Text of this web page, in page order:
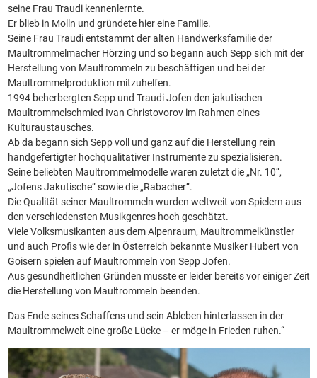
seine Frau Traudi kennenlernte.
Er blieb in Molln und gründete hier eine Familie.
Seine Frau Traudi entstammt der alten Handwerksfamilie der
Maultrommelmacher Hörzing und so begann auch Sepp sich mit der
Herstellung von Maultrommeln zu beschäftigen und bei der
Maultrommelproduktion mitzuhelfen.
1994 beherbergten Sepp und Traudi Jofen den jakutischen
Maultrommelschmied Ivan Christovorov im Rahmen eines
Kulturaustausches.
Ab da begann sich Sepp voll und ganz auf die Herstellung rein
handgefertigter hochqualitativer Instrumente zu spezialisieren.
Seine beliebten Maultrommelmodelle waren zuletzt die „Nr. 10“,
„Jofens Jakutische“ sowie die „Rabacher“.
Die Qualität seiner Maultrommeln wurden weltweit von Spielern aus
den verschiedensten Musikgenres hoch geschätzt.
Viele Volksmusikanten aus dem Alpenraum, Maultrommelkünstler
und auch Profis wie der in Österreich bekannte Musiker Hubert von
Goisern spielen auf Maultrommeln von Sepp Jofen.
Aus gesundheitlichen Gründen musste er leider bereits vor einiger Zeit
die Herstellung von Maultrommeln beenden.
Das Ende seines Schaffens und sein Ableben hinterlassen in der
Maultrommelwelt eine große Lücke – er möge in Frieden ruhen.“